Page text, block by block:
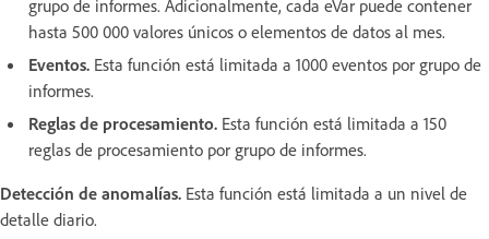
grupo de informes. Adicionalmente, cada eVar puede contener
hasta 500 000 valores únicos o elementos de datos al mes.
Eventos. Esta función está limitada a 1000 eventos por grupo de
informes.
Reglas de procesamiento. Esta función está limitada a 150
reglas de procesamiento por grupo de informes.
Detección de anomalías. Esta función está limitada a un nivel de
detalle diario.